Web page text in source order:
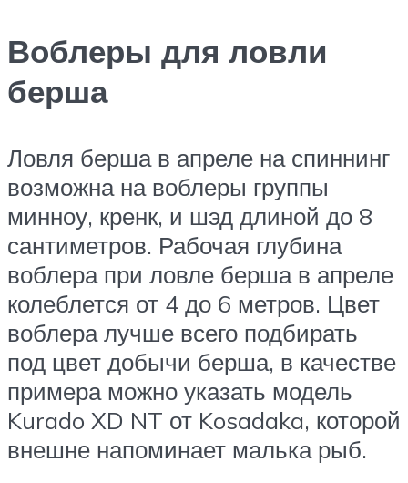
Воблеры для ловли
берша
Ловля берша в апреле на спиннинг
возможна на воблеры группы
минноу, кренк, и шэд длиной до 8
сантиметров. Рабочая глубина
воблера при ловле берша в апреле
колеблется от 4 до 6 метров. Цвет
воблера лучше всего подбирать
под цвет добычи берша, в качестве
примера можно указать модель
Kurado XD NT от Kosadaka, которой
внешне напоминает малька рыб.